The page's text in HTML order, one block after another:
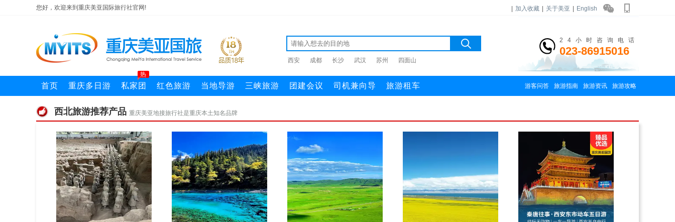
您好，欢迎来到重庆美亚国际旅行社官网! 加入收藏 关于美亚 English
西安 成都 长沙 武汉 苏州 四面山
24小时咨询电话
023-86915016
首页 重庆多日游 私家团
热
红色旅游 当地导游 三峡旅游 团建会议 司机兼向导 旅游租车 游客问答 旅游指南 旅游资讯 旅游攻略
西北旅游推荐产品 重庆美亚地接旅行社是重庆本土知名品牌